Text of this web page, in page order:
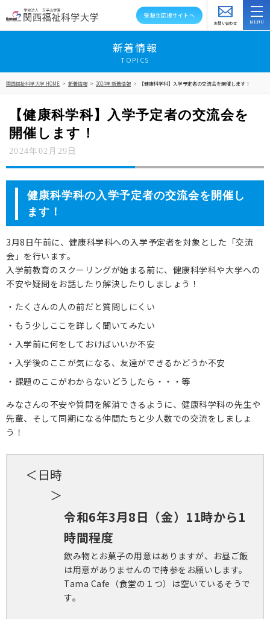
受験生応援サイトへ
お問い合わせ
アクセス
教員紹介
キャンパスライフ
資格就職キャリア
高大連携・地域連携
入試情報
在学生の方へ
卒業生の方へ
地域・一般の方へ
新着情報
TOPICS
関西福祉科学大学 HOME > 新着情報 > 2024年 新着情報 > 【健康科学科】入学予定者の交流会を開催します！
【健康科学科】入学予定者の交流会を
開催します！
2024年02月29日
健康科学科の入学予定者の交流会を開催し
ます！
3月8日午前に、健康科学科への入学予定者を対象とした「交流
会」を行います。
入学前教育のスクーリングが始まる前に、健康科学科や大学への
不安や疑問をお話したり解決したりしましょう！
・たくさんの人の前だと質問しにくい
・もう少しここを詳しく聞いてみたい
・入学前に何をしておけばいいか不安
・入学後のここが気になる、友達ができるかどうか不安
・課題のここがわからないどうしたら・・・等
みなさんの不安や質問を解消できるように、健康科学科の先生や
先輩、そして同期になる仲間たちと少人数での交流をしましょ
う！
＜日時
＞
令和6年3月8日（金）11時から1
時間程度
飲み物とお菓子の用意はありますが、お昼ご飯
は用意がありませんので持参をお願いします。
Tama Cafe（食堂の１つ）は空いているそうで
す。